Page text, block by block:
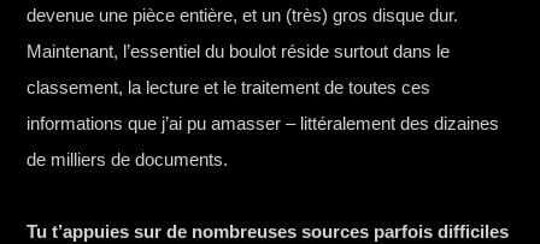
devenue une pièce entière, et un (très) gros disque dur.
Maintenant, l’essentiel du boulot réside surtout dans le
classement, la lecture et le traitement de toutes ces
informations que j’ai pu amasser – littéralement des dizaines
de milliers de documents.
Tu t’appuies sur de nombreuses sources parfois difficiles